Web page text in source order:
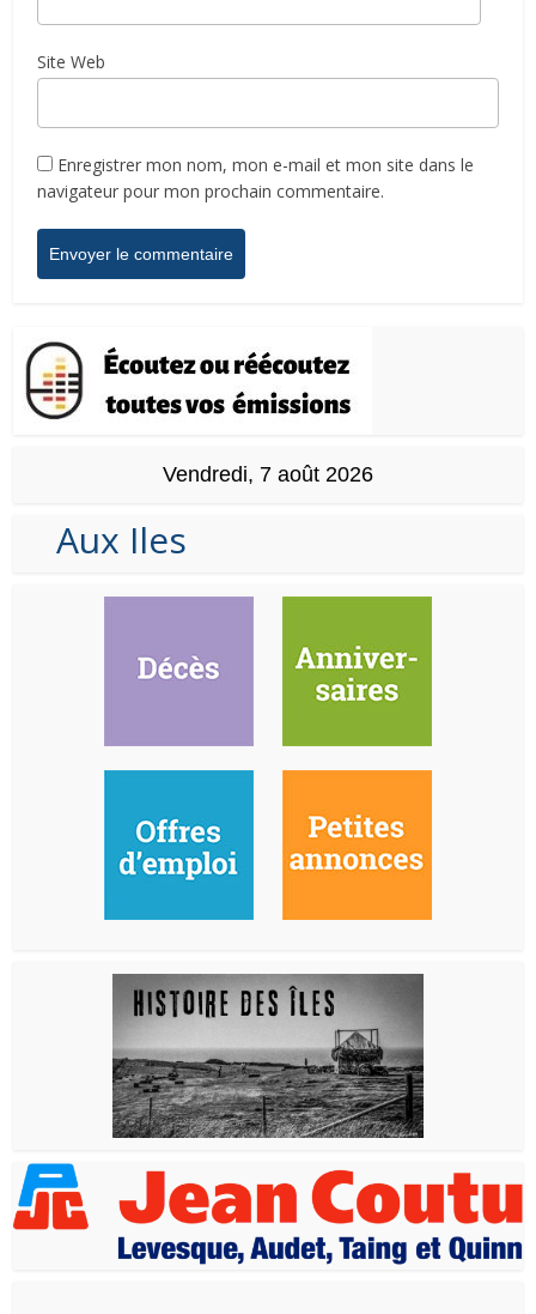
Site Web
Enregistrer mon nom, mon e-mail et mon site dans le
navigateur pour mon prochain commentaire.
Vendredi, 7 août 2026
Aux Iles